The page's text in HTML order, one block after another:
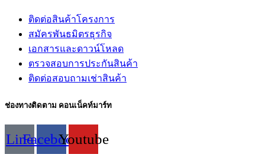
ติดต่อสินค้าโครงการ
สมัครพันธมิตรธุรกิจ
เอกสารและดาวน์โหลด
ตรวจสอบการประกันสินค้า
ติดต่อสอบถามเช่าสินค้า
ช่องทางติดตาม คอนเน็คท์มาร์ท
LineFacebookYoutube